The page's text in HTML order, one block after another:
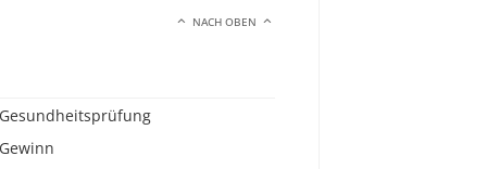
NACH OBEN
Gesundheitsprüfung
Gewinn